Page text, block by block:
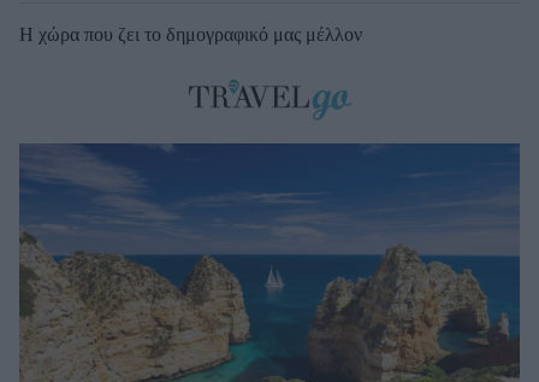
Η χώρα που ζει το δημογραφικό μας μέλλον